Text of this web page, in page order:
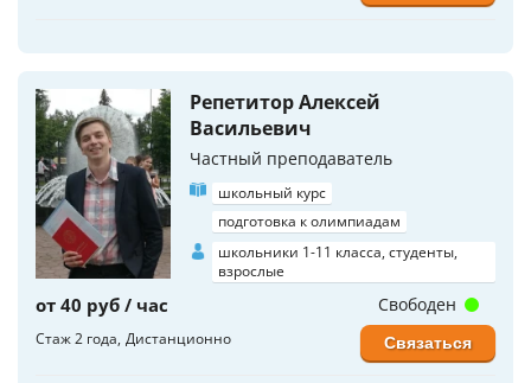
Репетитор Алексей
Васильевич
Частный преподаватель
школьный курс
подготовка к олимпиадам
школьники 1-11 класса, студенты,
взрослые
от 40 руб / час
Стаж 2 года Дистанционно
Свободен
Связаться